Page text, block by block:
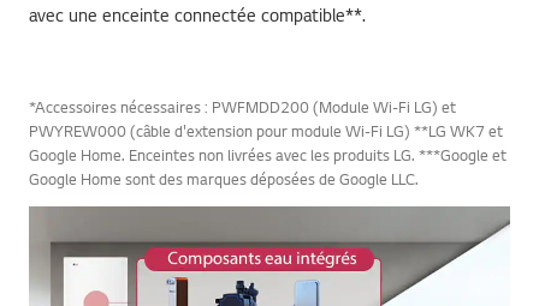
avec une enceinte connectée compatible**.
*Accessoires nécessaires : PWFMDD200 (Module Wi-Fi LG) et
PWYREW000 (câble d'extension pour module Wi-Fi LG) **LG WK7 et
Google Home. Enceintes non livrées avec les produits LG. ***Google et
Google Home sont des marques déposées de Google LLC.